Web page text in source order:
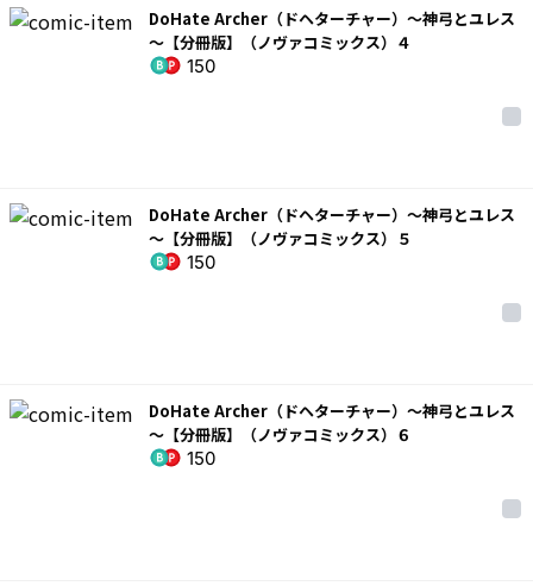
DoHate Archer（ドヘターチャー）～神弓とユレス
～【分冊版】（ノヴァコミックス）４
150
DoHate Archer（ドヘターチャー）～神弓とユレス
～【分冊版】（ノヴァコミックス）５
150
DoHate Archer（ドヘターチャー）～神弓とユレス
～【分冊版】（ノヴァコミックス）６
150